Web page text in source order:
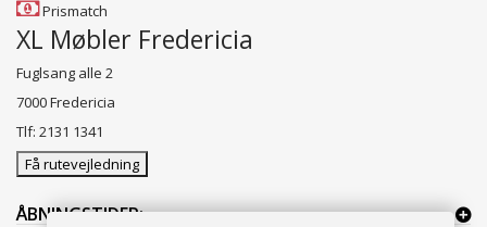
Prismatch
XL Møbler Fredericia
Fuglsang alle 2
7000 Fredericia
Tlf: 2131 1341
Få rutevejledning
ÅBNINGSTIDER: